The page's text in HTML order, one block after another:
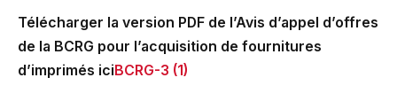
Télécharger la version PDF de l’Avis d’appel d’offres
de la BCRG pour l’acquisition de fournitures
d’imprimés ici BCRG-3 (1)